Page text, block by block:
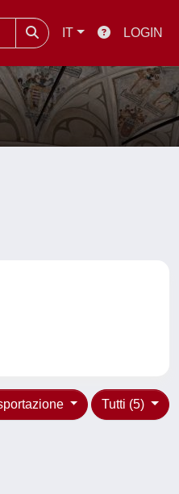
IT LOGIN
Tutti (5)